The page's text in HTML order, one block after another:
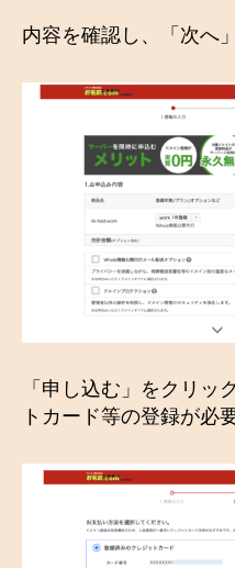
内容を確認し、「次へ
「申し込む」をクリッ
トカード等の登録が必